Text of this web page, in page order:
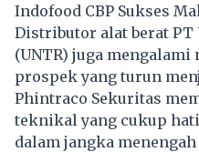
Indofood CBP Sukses
Distributor alat berat
(UNTR) juga mengalami
prospek yang turun
Phintraco Sekuritas
teknikal yang cukup
dalam jangka